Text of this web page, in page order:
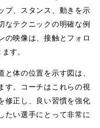
プ、スタンス、動きを示
なテクニックの明確な例
の映像は、接触とフォロ
す。
体の位置を示す図は、
す。コーチはこれらの視
修正し、良い習慣を強化
たい選手にとって非常に